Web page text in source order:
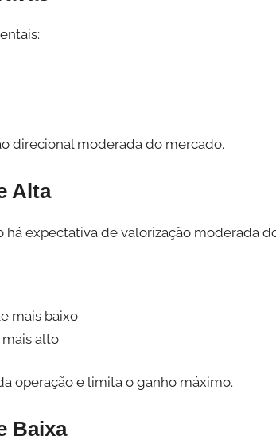
direcional moderada do mercado.
Alta
há expectativa de valorização moderada
mais baixo
alto
operação e limita o ganho máximo.
Baixa